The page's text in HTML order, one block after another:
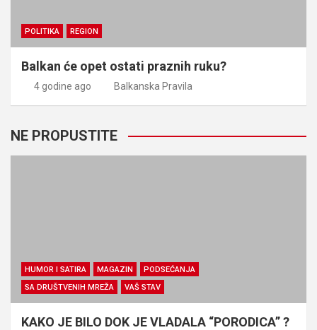
POLITIKA REGION
Balkan će opet ostati praznih ruku?
4 godine ago Balkanska Pravila
NE PROPUSTITE
HUMOR I SATIRA MAGAZIN
PODSEĆANJA
SA DRUŠTVENIH MREŽA
VAŠ STAV
KAKO JE BILO DOK JE VLADALA “PORODICA” ?